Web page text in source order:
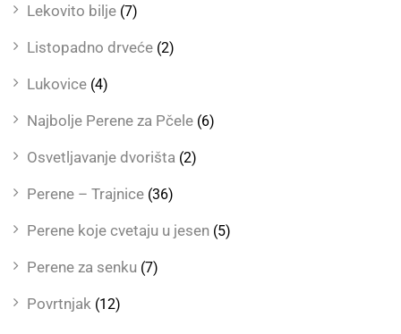
Lekovito bilje (7)
Listopadno drveće (2)
Lukovice (4)
Najbolje Perene za Pčele (6)
Osvetljavanje dvorišta (2)
Perene – Trajnice (36)
Perene koje cvetaju u jesen (5)
Perene za senku (7)
Povrtnjak (12)